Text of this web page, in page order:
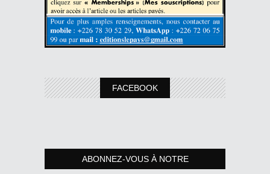
FACEBOOK
ABONNEZ-VOUS À NOTRE